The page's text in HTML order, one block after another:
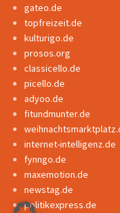
gateo.de
topfreizeit.de
kulturigo.de
prosos.org
classicello.de
picello.de
adyoo.de
fitundmunter.de
internet-intelligenz.de
fynngo.de
maxemotion.de
newstag.de
politikexpress.de